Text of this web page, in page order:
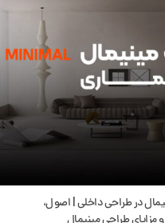
اتوکد(پنجره آپشن)